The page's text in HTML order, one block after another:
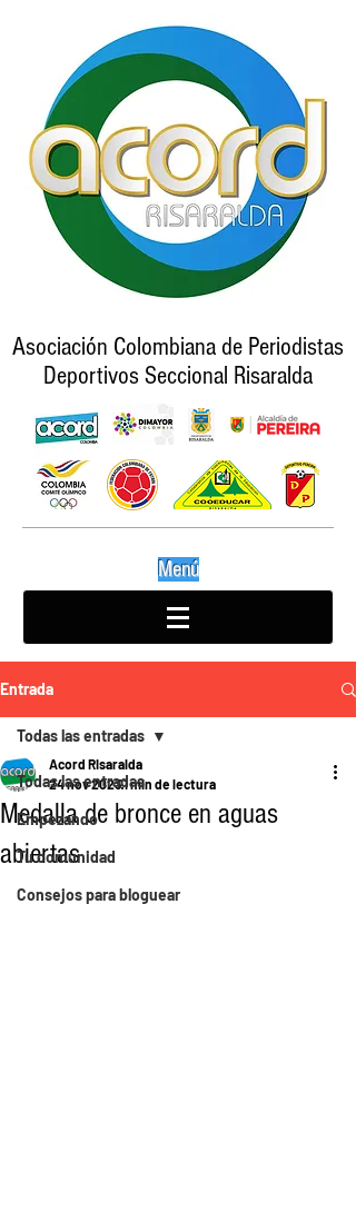
Asociación Colombiana de Periodistas
Deportivos Seccional Risaralda
Menú
Entrada
Todas las entradas
Empezando
Tu comunidad
Consejos para bloguear
Todas las entradas
Medalla de bronce en aguas
abiertas
Acord Risaralda
24 nov 20231 min de lectura